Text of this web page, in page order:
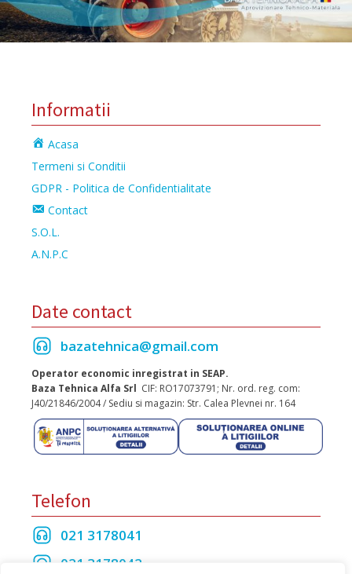
Informatii
Acasa
Termeni si Conditii
GDPR - Politica de Confidentialitate
Contact
S.O.L.
A.N.P.C
Date contact
bazatehnica@gmail.com
Operator economic inregistrat in SEAP.
Baza Tehnica Alfa Srl CIF: RO17073791; Nr. ord. reg. com:
J40/21846/2004 / Sediu si magazin: Str. Calea Plevnei nr. 164
Telefon
021 3178041
021 3178042